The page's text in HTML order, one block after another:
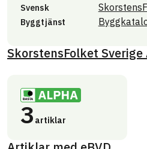
Svensk
Byggtjänst
SkorstensFolket Sverige
3 artiklar